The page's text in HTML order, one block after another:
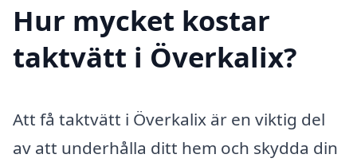
Hur mycket kostar
taktvätt i Överkalix?
Att få taktvätt i Överkalix är en viktig del
av att underhålla ditt hem och skydda din